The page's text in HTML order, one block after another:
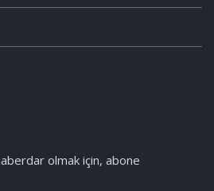
olmak için, abone